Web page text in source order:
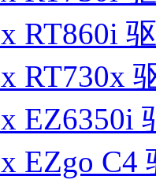
RT860i
RT730x
EZ6350i
EZgo C4